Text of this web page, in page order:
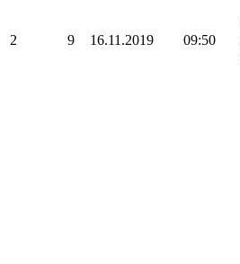
2 9 16.11.2019 09:50